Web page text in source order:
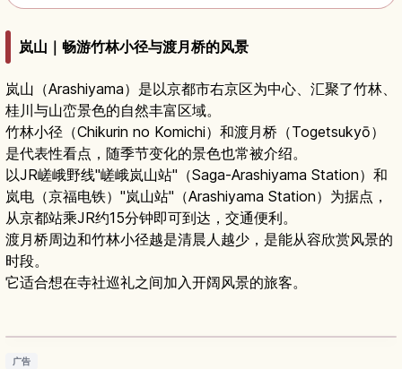
岚山｜畅游竹林小径与渡月桥的风景
岚山（Arashiyama）是以京都市右京区为中心、汇聚了竹林、
桂川与山峦景色的自然丰富区域。
竹林小径（Chikurin no Komichi）和渡月桥（Togetsukyō）
是代表性看点，随季节变化的景色也常被介绍。
以JR嵯峨野线"嵯峨岚山站"（Saga-Arashiyama Station）和
岚电（京福电铁）"岚山站"（Arashiyama Station）为据点，
从京都站乘JR约15分钟即可到达，交通便利。
渡月桥周边和竹林小径越是清晨人越少，是能从容欣赏风景的
时段。
它适合想在寺社巡礼之间加入开阔风景的旅客。
京都岚山竹林小径｜漫步竹海、拍照与周边散策
广告